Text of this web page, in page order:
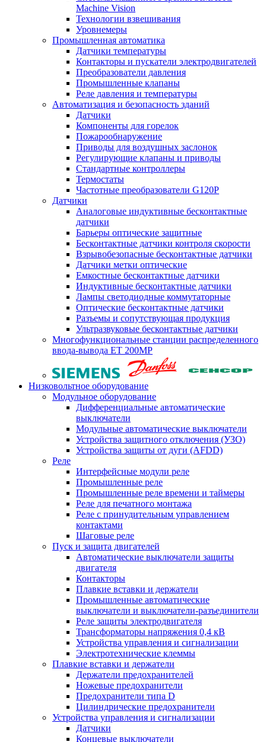
Machine Vision
Технологии взвешивания
Уровнемеры
Промышленная автоматика
Датчики температуры
Контакторы и пускатели электродвигателей
Преобразователи давления
Промышленные клапаны
Реле давления и температуры
Автоматизация и безопасность зданий
Датчики
Компоненты для горелок
Пожарообнаружение
Приводы для воздушных заслонок
Регулирующие клапаны и приводы
Стандартные контроллеры
Термостаты
Частотные преобразователи G120P
Датчики
Аналоговые индуктивные бесконтактные
датчики
Барьеры оптические защитные
Бесконтактные датчики контроля скорости
Взрывобезопасные бесконтактные датчики
Датчики метки оптические
Емкостные бесконтактные датчики
Индуктивные бесконтактные датчики
Лампы светодиодные коммутаторные
Оптические бесконтактные датчики
Разъемы и сопутствующая продукция
Ультразвуковые бесконтактные датчики
Многофункциональные станции распределенного
ввода-вывода ET 200MP
Низковольтное оборудование
Модульное оборудование
Дифференциальные автоматические
выключатели
Модульные автоматические выключатели
Устройства защитного отключения (УЗО)
Устройства защиты от дуги (AFDD)
Реле
Интерфейсные модули реле
Промышленные реле
Промышленные реле времени и таймеры
Реле для печатного монтажа
Реле с принудительным управлением
контактами
Шаговые реле
Пуск и защита двигателей
Автоматические выключатели защиты
двигателя
Контакторы
Плавкие вставки и держатели
Промышленные автоматические
выключатели и выключатели-разъединители
Реле защиты электродвигателя
Трансформаторы напряжения 0,4 кВ
Устройства управления и сигнализации
Электротехнические клеммы
Плавкие вставки и держатели
Держатели предохранителей
Ножевые предохранители
Предохранители типа D
Цилиндрические предохранители
Устройства управления и сигнализации
Датчики
Концевые выключатели